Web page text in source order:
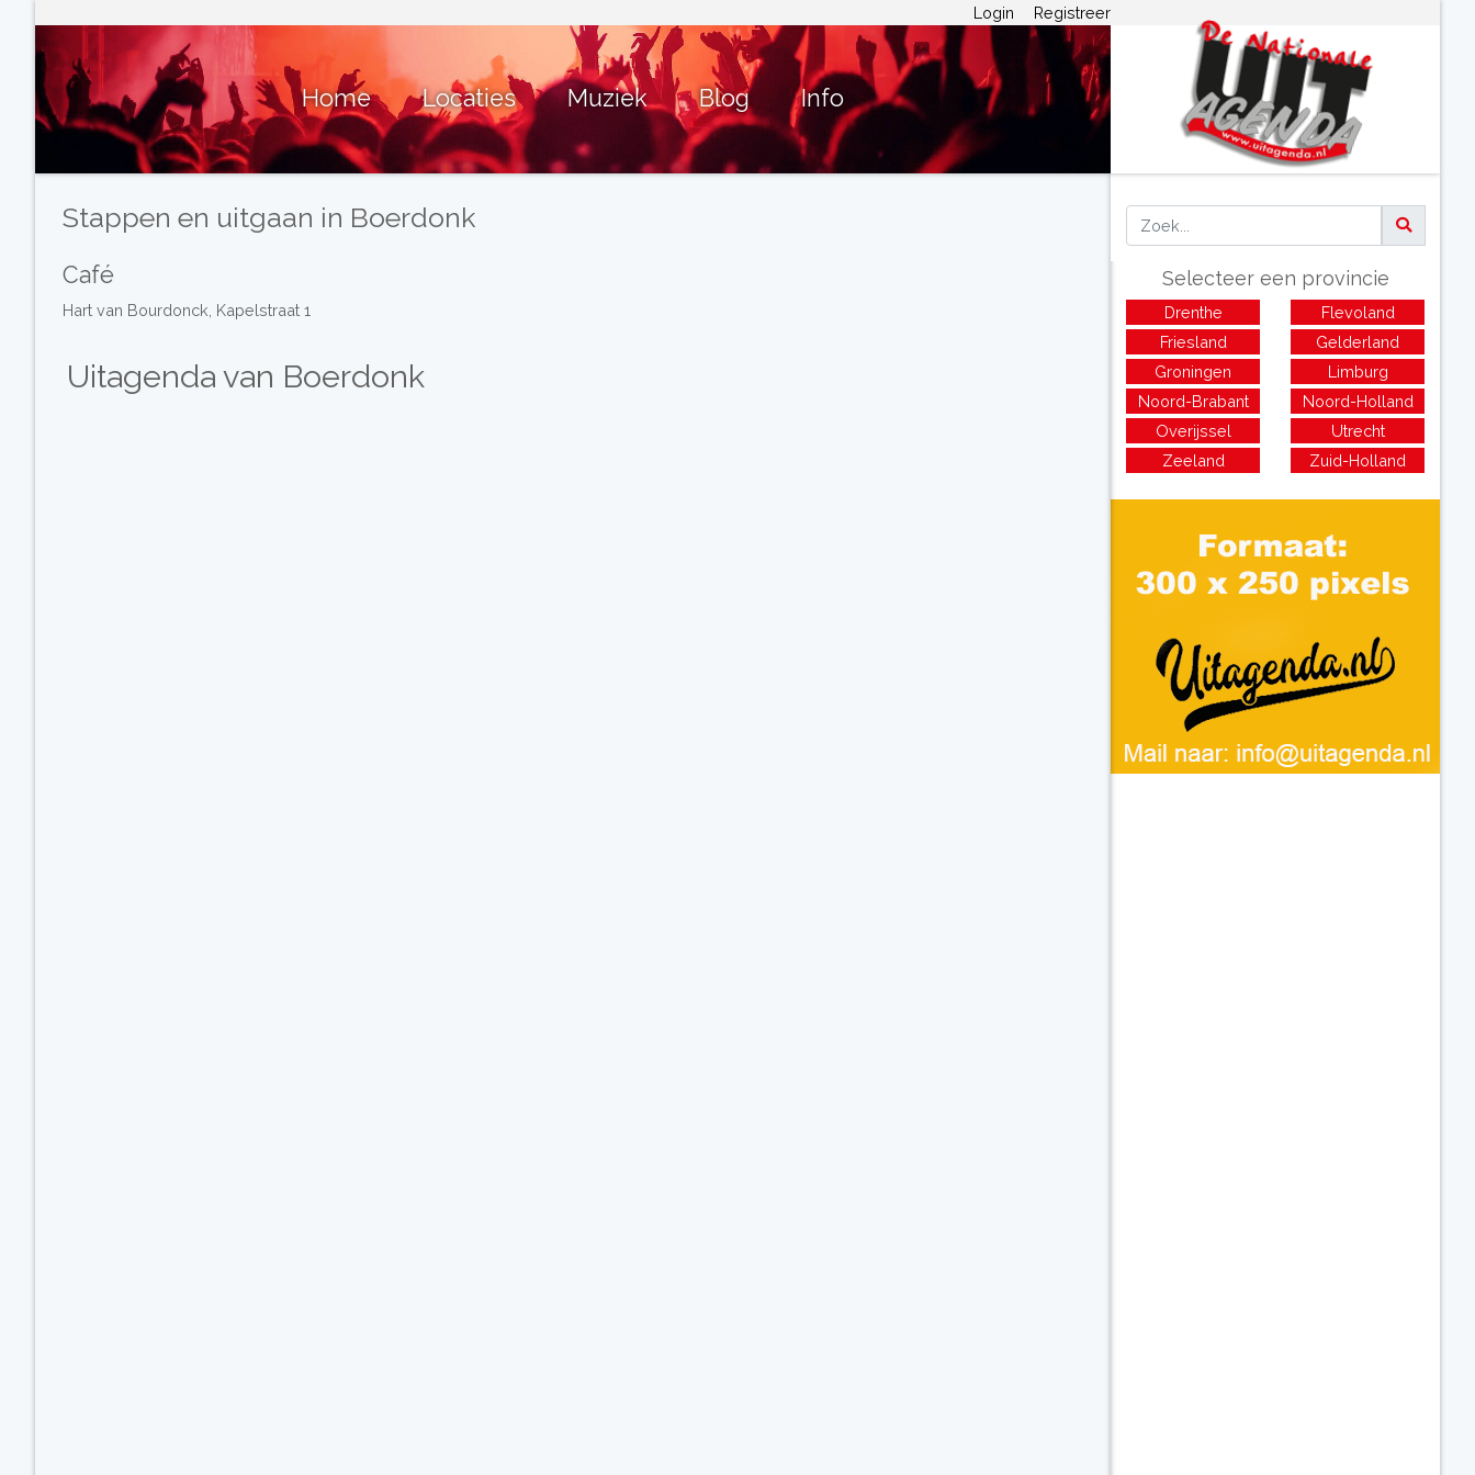
Login Registreer
Home Locaties Muziek Blog Info
Stappen en uitgaan in Boerdonk
Café
Hart van Bourdonck, Kapelstraat 1
Uitagenda van Boerdonk
Selecteer een provincie
Drenthe
Flevoland
Friesland
Gelderland
Groningen
Limburg
Noord-Brabant
Noord-Holland
Overijssel
Utrecht
Zeeland
Zuid-Holland